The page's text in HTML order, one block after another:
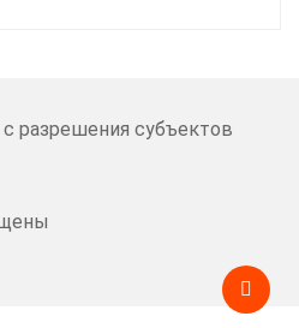
разрешения субъектов